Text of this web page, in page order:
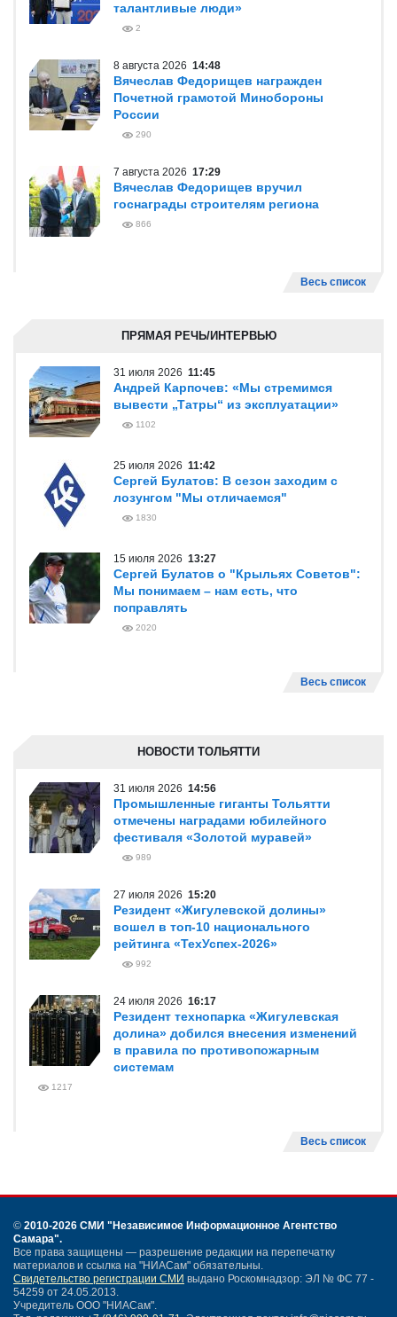
талантливые люди»
2
8 августа 2026 14:48
Вячеслав Федорищев награжден
Почетной грамотой Минобороны
России
290
7 августа 2026 17:29
Вячеслав Федорищев вручил
госнаграды строителям региона
866
Весь список
ПРЯМАЯ РЕЧЬ/ИНТЕРВЬЮ
31 июля 2026 11:45
Андрей Карпочев: «Мы стремимся
вывести „Татры“ из эксплуатации»
1102
25 июля 2026 11:42
Сергей Булатов: В сезон заходим с
лозунгом "Мы отличаемся"
1830
15 июля 2026 13:27
Сергей Булатов о "Крыльях Советов":
Мы понимаем – нам есть, что
поправлять
2020
Весь список
НОВОСТИ ТОЛЬЯТТИ
31 июля 2026 14:56
Промышленные гиганты Тольятти
отмечены наградами юбилейного
фестиваля «Золотой муравей»
989
27 июля 2026 15:20
Резидент «Жигулевской долины»
вошел в топ-10 национального
рейтинга «ТехУспех-2026»
992
24 июля 2026 16:17
Резидент технопарка «Жигулевская
долина» добился внесения изменений
в правила по противопожарным
системам
1217
Весь список
© 2010-2026 СМИ "Независимое Информационное Агентство
Самара".
Все права защищены — разрешение редакции на перепечатку
материалов и ссылка на "НИАСам" обязательны.
Свидетельство регистрации СМИ выдано Роскомнадзор: ЭЛ № ФС 77 -
54259 от 24.05.2013.
Учредитель ООО "НИАСам".